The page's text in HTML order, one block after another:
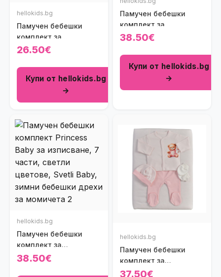
hellokids.bg
Памучен бебешки
комплект за
изписване Нежни
(4 части)
26.50€
Купи от hellokids.bg
→
Памучен бебешки
комплект за
изписване с рокличка
части)
38.50€
Купи от hellokids.bg
→
hellokids.bg
Памучен бебешки
комплект за
изписване с рокличка
38.50€
hellokids.bg
Памучен бебешки
комплект за
изписване Sweet Bear
37.50€